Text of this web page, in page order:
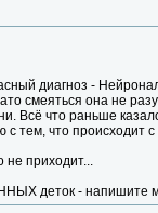
диагноз -
смеяться она не
Всё что раньше
с тем, что
приходит...
деток - напишите